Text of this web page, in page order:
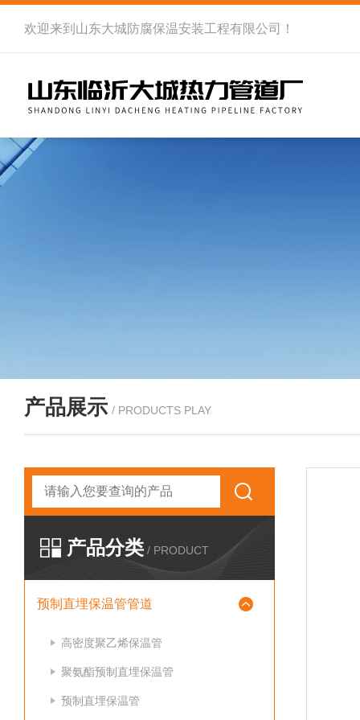
欢迎来到 山东大城防腐保温安装工程有限公司 ！
产品展示 / PRODUCTS PLAY
产品分类 / PRODUCT
预制直埋保温管管道
高密度聚乙烯保温管
聚氨酯预制直埋保温管
预制直埋保温管